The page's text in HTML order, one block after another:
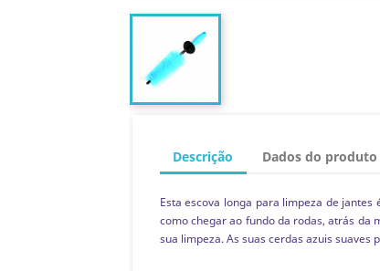
Descrição Dados do produto
Esta escova longa para limpeza de
como chegar ao fundo da rodas, atrás da
sua limpeza. As suas cerdas azuis